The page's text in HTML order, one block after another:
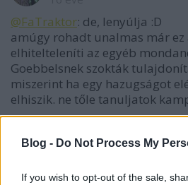
Blog - Do Not Process My
If you wish to opt-out of the sale,
@FaTraktor: de, lenyúlja :D
amúgy rohadt unalmas már ez
elhitelteleníti az egyéb
Goebbelsnek szokták
miszerint ha egy hazugságot
elhiszik. ne tőle tanuljatok
16 éve